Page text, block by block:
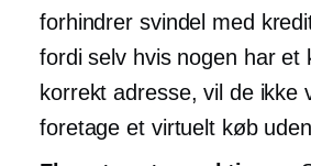
forhindrer svindel med
fordi selv hvis nogen har et
korrekt adresse, vil de
foretage et virtuelt køb